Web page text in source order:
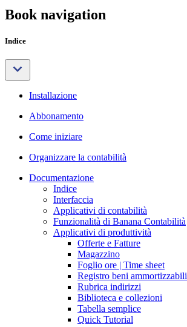
Book navigation
Indice
Installazione
Abbonamento
Come iniziare
Organizzare la contabilità
Documentazione
Indice
Interfaccia
Applicativi di contabilità
Funzionalità di Banana Contabilità
Applicativi di produttività
Offerte e Fatture
Magazzino
Foglio ore | Time sheet
Registro beni ammortizzabili
Rubrica indirizzi
Biblioteca e collezioni
Tabella semplice
Quick Tutorial